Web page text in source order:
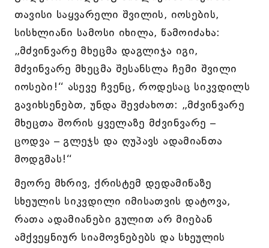
თავისი საყვარელი შვილის, იოსების,
სისხლიანი სამოსი იხილა, წამოიძახა:
„მძვინვარე მხეცმა დაგლიჯა იგი,
მძვინვარე მხეცმა შესანსლა ჩემი შვილი
იოსები!“ ასევე ჩვენც, როდესაც სიკვდილს
გავიხსენებთ, უნდა შევძახოთ: „მძვინვარე
მხეცთა შორის ყველაზე მძვინვარე –
ცოდვა – გლეჯს და ღუპავს ადამიანთა
მოდგმას!“
მეორე მხრივ, ქრისტემ დედამიწაზე
სხეულის სიკვდილი იმისათვის დატოვა,
რათა ადამიანები გულით არ მიებან
ამქვეყნიურ სიამოვნებებს და სხეულის